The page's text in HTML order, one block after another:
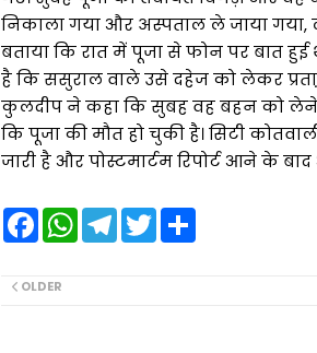
निकाला गया और अस्पताल ले जाया गया,
बताया कि रात में पूजा से फोन पर बात
है कि ससुराल वाले उसे दहेज को लेकर
कुलदीप ने कहा कि सुबह वह बहन को लेने
कि पूजा की मौत हो चुकी है। सिटी
जारी है और पोस्टमार्टम रिपोर्ट आने के
F
a
b
W
T
e
T
S
OLDER